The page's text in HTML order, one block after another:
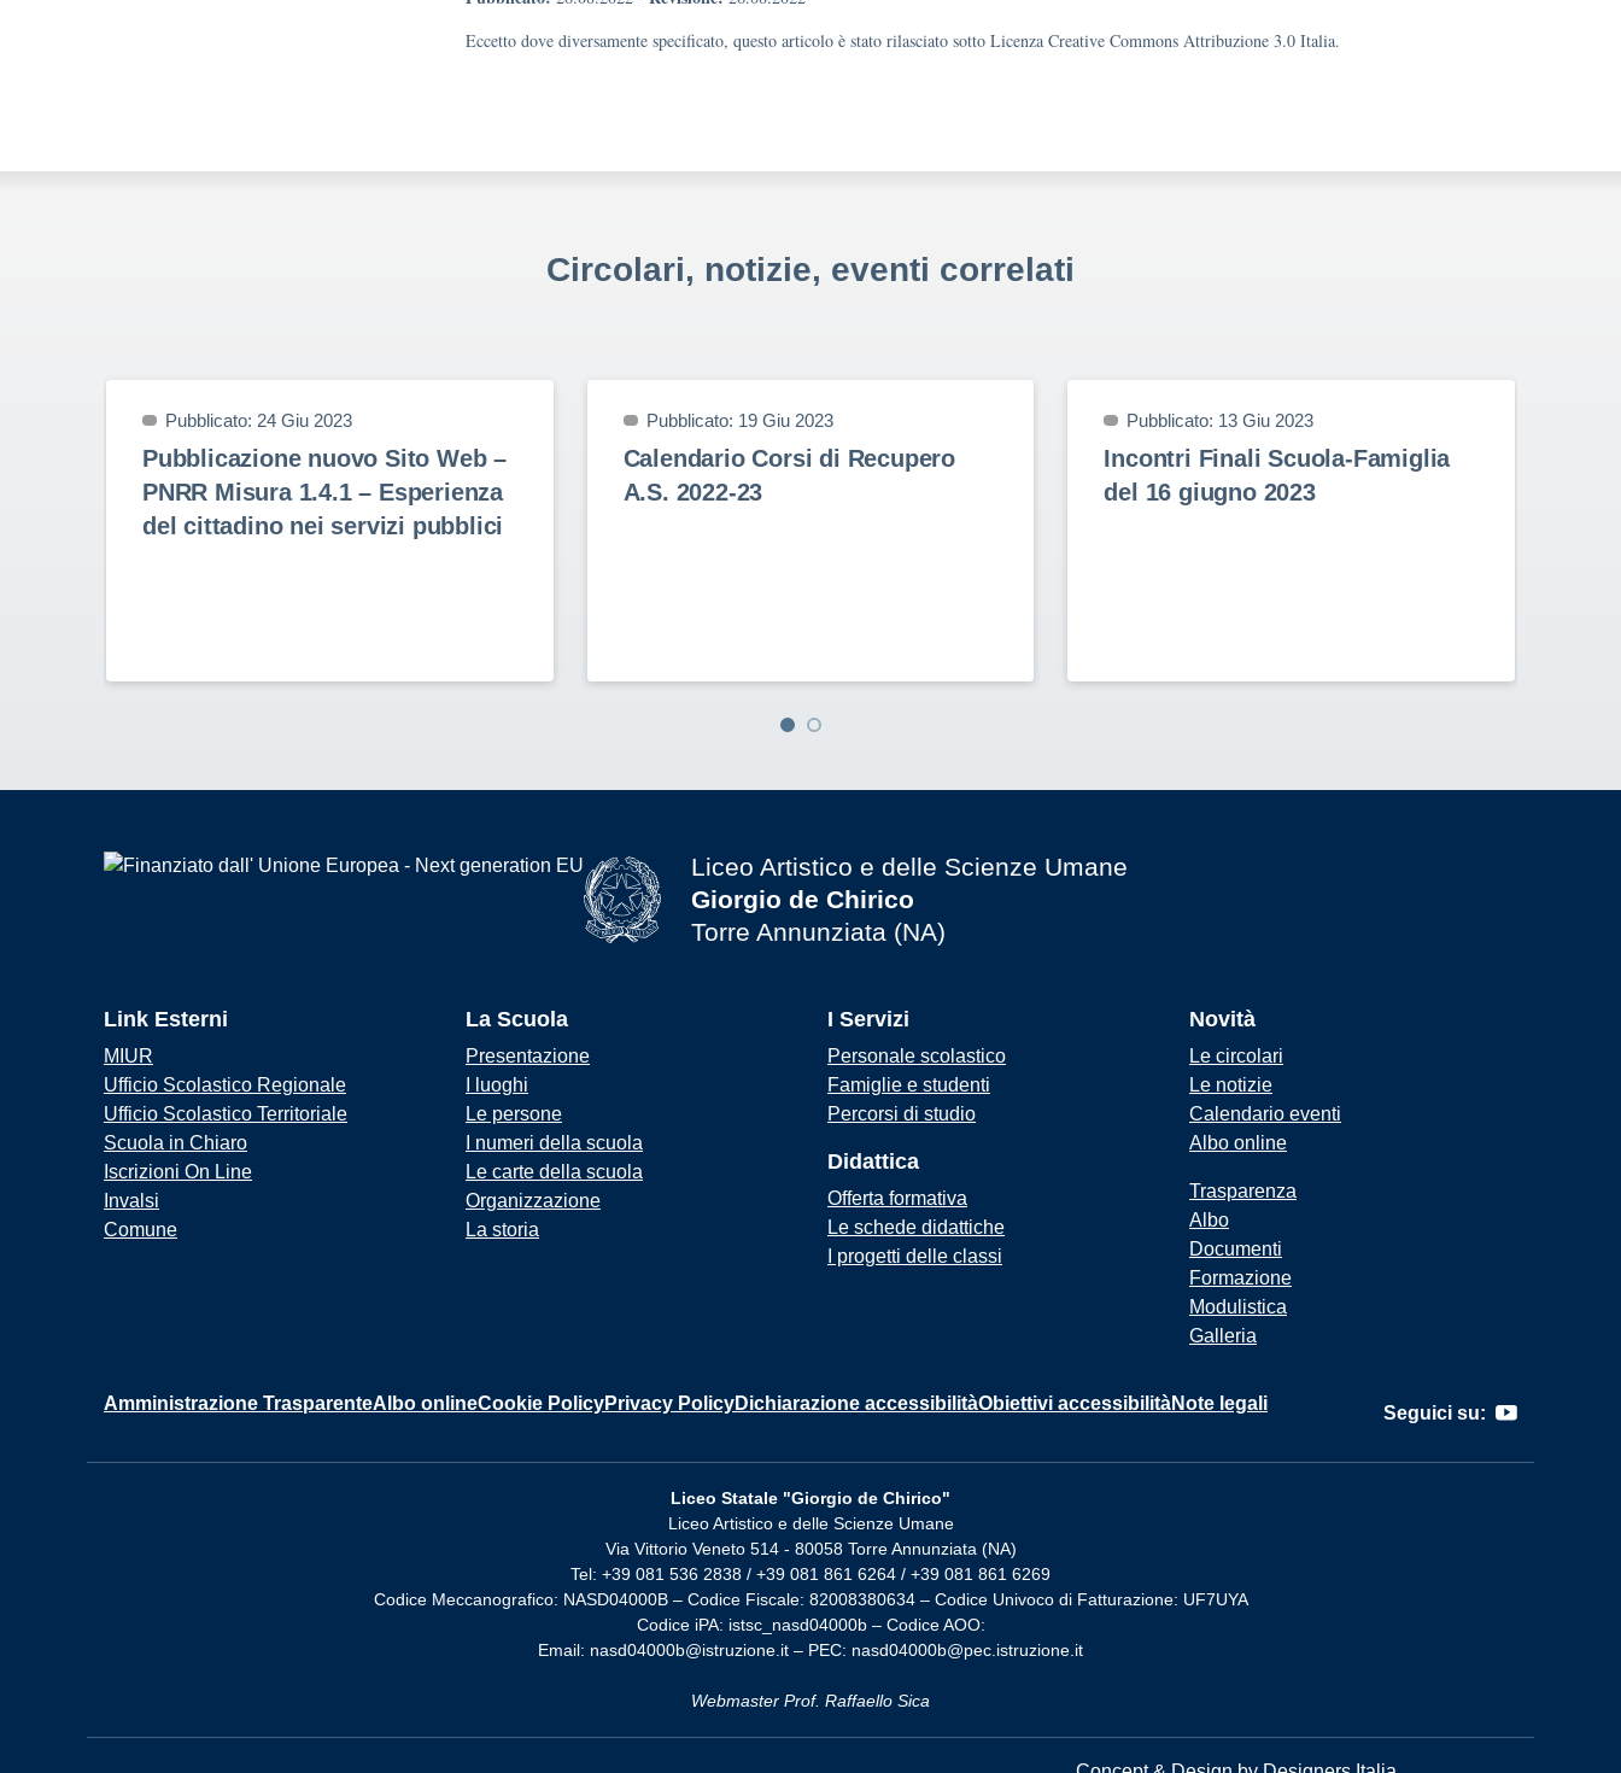
Eccetto dove diversamente specificato, questo articolo è stato rilasciato sotto Licenza Creative Commons Attribuzione 3.0 Italia.
Circolari, notizie, eventi correlati
Pubblicato: 24 Giu 2023
Pubblicazione nuovo Sito Web –
PNRR Misura 1.4.1 – Esperienza
del cittadino nei servizi pubblici
Pubblicato: 19 Giu 2023
Calendario Corsi di Recupero
A.S. 2022-23
Pubblicato: 13 Giu 2023
Incontri Finali Scuola-Famiglia
del 16 giugno 2023
Liceo Artistico e delle Scienze Umane
Giorgio de Chirico
Torre Annunziata (NA)
Link Esterni
MIUR
Ufficio Scolastico Regionale
Ufficio Scolastico Territoriale
Scuola in Chiaro
Iscrizioni On Line
Invalsi
Comune
La Scuola
Presentazione
I luoghi
Le persone
I numeri della scuola
Le carte della scuola
Organizzazione
La storia
I Servizi
Personale scolastico
Famiglie e studenti
Percorsi di studio
Didattica
Offerta formativa
Le schede didattiche
I progetti delle classi
Novità
Le circolari
Le notizie
Calendario eventi
Albo online
Trasparenza
Albo
Documenti
Formazione
Modulistica
Galleria
Amministrazione TrasparenteAlbo onlineCookie PolicyPrivacy PolicyDichiarazione accessibilitàObiettivi accessibilitàNote legali Seguici su:
Liceo Statale "Giorgio de Chirico"
Liceo Artistico e delle Scienze Umane
Via Vittorio Veneto 514 - 80058 Torre Annunziata (NA)
Tel: +39 081 536 2838 / +39 081 861 6264 / +39 081 861 6269
Codice Meccanografico: NASD04000B – Codice Fiscale: 82008380634 – Codice Univoco di Fatturazione: UF7UYA
Codice iPA: istsc_nasd04000b – Codice AOO:
Email: nasd04000b@istruzione.it – PEC: nasd04000b@pec.istruzione.it
Webmaster Prof. Raffaello Sica